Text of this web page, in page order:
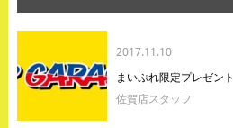
2017.11.10
まいぷれ限定プレゼント
佐賀店スタッフ